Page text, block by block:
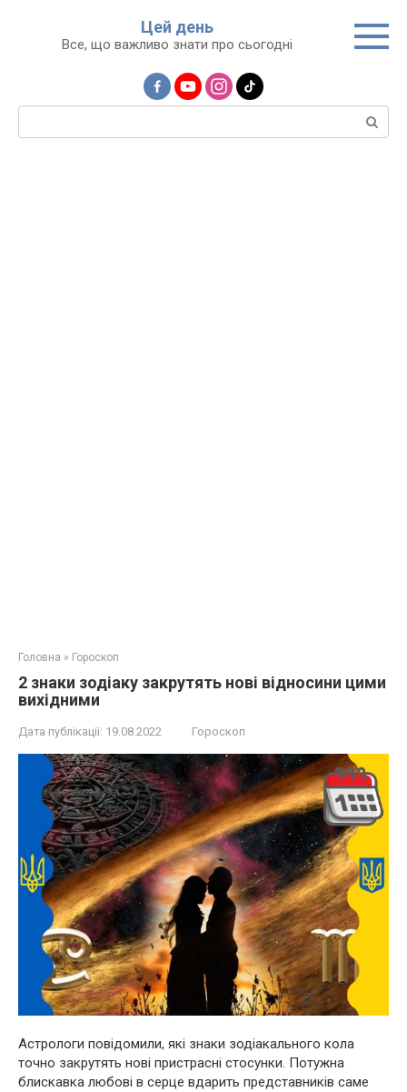
Цей день
Все, що важливо знати про сьогодні
Пошук:
Головна » Гороскоп
2 знаки зодіаку закрутять нові відносини цими
вихідними
Дата публікації: 19.08.2022 Гороскоп
Астрологи повідомили, які знаки зодіакального кола
точно закрутять нові пристрасні стосунки. Потужна
блискавка любові в серце вдарить представників саме